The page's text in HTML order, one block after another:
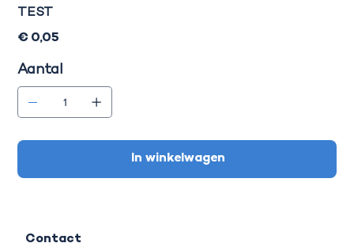
TEST
Prijs
€ 0,05
Aantal
In winkelwagen
Contact